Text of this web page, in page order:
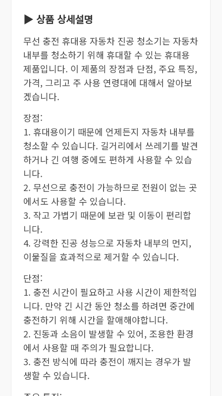
▶ 상품 상세설명
무선 충전 휴대용 자동차 진공 청소기는 자동차
내부를 청소하기 위해 휴대할 수 있는 휴대용
제품입니다. 이 제품의 장점과 단점, 주요 특징,
가격, 그리고 주 사용 연령대에 대해서 알아보
겠습니다.
장점:
1. 휴대용이기 때문에 언제든지 자동차 내부를
청소할 수 있습니다. 길거리에서 쓰레기를 발견
하거나 긴 여행 중에도 편하게 사용할 수 있습
니다.
2. 무선으로 충전이 가능하므로 전원이 없는 곳
에서도 사용할 수 있습니다.
3. 작고 가볍기 때문에 보관 및 이동이 편리합
니다.
4. 강력한 진공 성능으로 자동차 내부의 먼지,
이물질을 효과적으로 제거할 수 있습니다.
단점:
1. 충전 시간이 필요하고 사용 시간이 제한적입
니다. 만약 긴 시간 동안 청소를 하려면 중간에
충전하기 위해 시간을 할애해야합니다.
2. 진동과 소음이 발생할 수 있어, 조용한 환경
에서 사용할 때 주의가 필요합니다.
3. 충전 방식에 따라 충전이 깨지는 경우가 발
생할 수 있습니다.